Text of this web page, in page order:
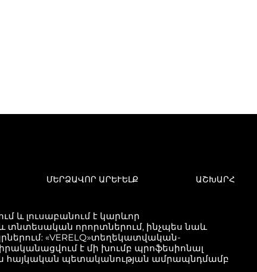
ՄԵՐՁԱՎՈՐ ԱՐԵՒԵԼՔ ԱՇԽԱՐՀ
և լուսաբանում է կարևոր
որորտներում, ինչպես նաև
«VERELQ»տեղեկատվական-
է մի խումբ պրոֆեսիոնալ
հայկական պետականության ամրապնդմամբ